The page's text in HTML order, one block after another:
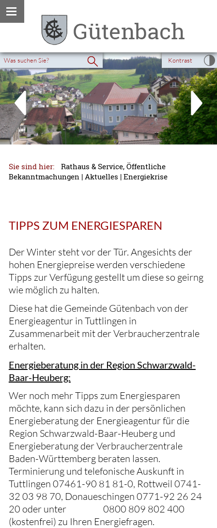
Kontrast
Sie sind hier:
Rathaus & Service, Öffentliche
Bekanntmachungen|Aktuelles |Energiekrise
TIPPS ZUM ENERGIESPAREN
Der Winter steht vor der Tür. Angesichts der
hohen Energiepreise werden verschiedene
Tipps zur Verfügung gestellt um diese so geirng
wie möglich zu halten.
Diese hat die Gemeinde Gütenbach von der
Energieagentur in Tuttlingen in
Zusammenarbeit mit der Verbraucherzentrale
erhalten.
Energieberatung in der Region Schwarzwald-
Baar-Heuberg:
Wer noch mehr Tipps zum Energiesparen
möchte, kann sich dazu in der persönlichen
Energieberatung der Energieagentur für die
Region Schwarzwald-Baar-Heuberg und
Energieberatung der Verbraucherzentrale
Baden-Württemberg beraten lassen.
Terminierung und telefonische Auskunft in
Tuttlingen 07461-90 81 81-0, Rottweil 0741-
32 03 98 70, Donaueschingen 0771-92 26 24
20 oder unter 0800 809 802 400
(kostenfrei) zu Ihren Energiefragen.